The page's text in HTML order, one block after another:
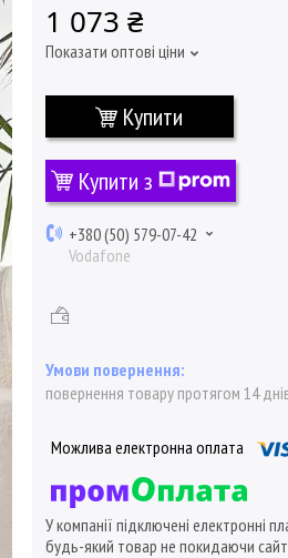
1 073 ₴
Показати оптові ціни
Купити
Купити з
+380 (50) 579-07-42
Vodafone
повернення товару протягом 14
У компанії підключені електронні
будь-який товар не покидаючи